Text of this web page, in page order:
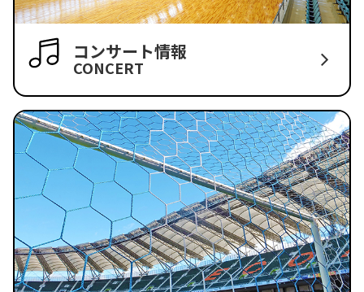
コンサート情報
CONCERT